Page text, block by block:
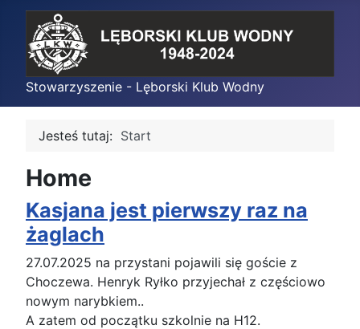
Stowarzyszenie - Lęborski Klub Wodny
Jesteś tutaj: Start
Home
Kasjana jest pierwszy raz na
żaglach
27.07.2025 na przystani pojawili się goście z
Choczewa. Henryk Ryłko przyjechał z częściowo
nowym narybkiem..
A zatem od początku szkolnie na H12.